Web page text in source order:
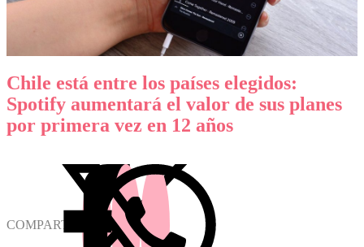
Chile está entre los países elegidos:
Spotify aumentará el valor de sus planes
por primera vez en 12 años
COMPARTIR